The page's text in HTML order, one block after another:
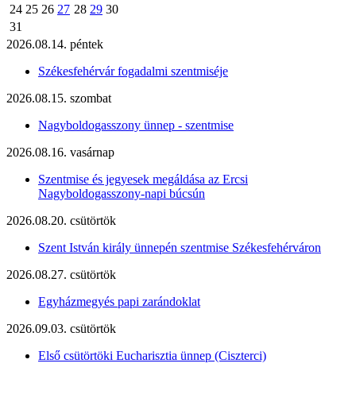
24 25 26 27 28 29 30
31
2026.08.14. péntek
Székesfehérvár fogadalmi szentmiséje
2026.08.15. szombat
Nagyboldogasszony ünnep - szentmise
2026.08.16. vasárnap
Szentmise és jegyesek megáldása az Ercsi
Nagyboldogasszony-napi búcsún
2026.08.20. csütörtök
Szent István király ünnepén szentmise Székesfehérváron
2026.08.27. csütörtök
Egyházmegyés papi zarándoklat
2026.09.03. csütörtök
Első csütörtöki Eucharisztia ünnep (Ciszterci)